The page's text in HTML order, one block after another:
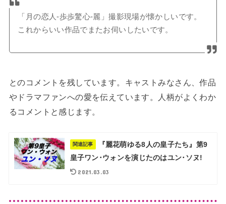
「月の恋人-歩歩驚心-麗」撮影現場が懐かしいです。
これからいい作品でまたお伺いしたいです。
とのコメントを残しています。キャストみなさん、作品
やドラマファンへの愛を伝えています。人柄がよくわか
るコメントと感じます。
関連記事
『麗花萌ゆる8人の皇子たち』第9
皇子ワン･ウォンを演じたのはユン･ソヌ!
2021.03.03